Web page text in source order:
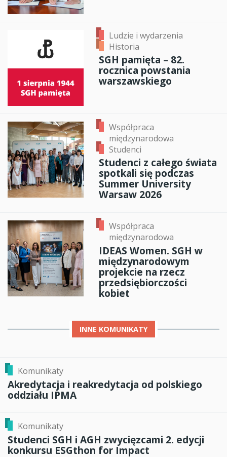
Ludzie i wydarzenia
Historia
SGH pamięta – 82.
rocznica powstania
warszawskiego
Współpraca
międzynarodowa
Studenci
Studenci z całego świata
spotkali się podczas
Summer University
Warsaw 2026
Współpraca
międzynarodowa
IDEAS Women. SGH w
międzynarodowym
projekcie na rzecz
przedsiębiorczości
kobiet
INNE KOMUNIKATY
Komunikaty
Akredytacja i reakredytacja od polskiego
oddziału IPMA
Komunikaty
Studenci SGH i AGH zwycięzcami 2. edycji
konkursu ESGthon for Impact